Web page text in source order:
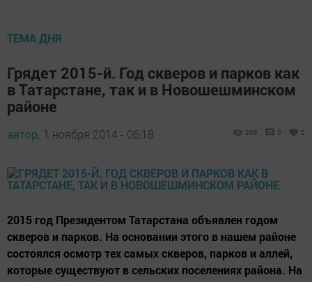
ТЕМА ДНЯ
Грядет 2015-й. Год скверов и парков как
в Татарстане, так и в Новошешминском
районе
автор, 1 ноября 2014 - 06:18 908 0 0
2015 год Президентом Татарстана объявлен годом
скверов и парков. На основании этого в нашем районе
состоялся осмотр тех самых скверов, парков и аллей,
которые существуют в сельских поселениях района. На